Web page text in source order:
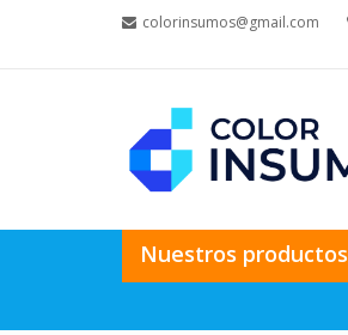
colorinsumos@gmail.com
Nuestros productos